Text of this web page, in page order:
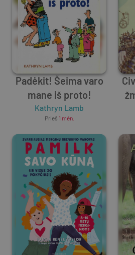
Padėkit! Šeima varo
mane iš proto!
Kathryn Lamb
Prieš 1 mėn.